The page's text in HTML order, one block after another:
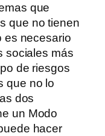
que
que no tienen
es necesario
sociales más
de riesgos
que no lo
dos
un Modo
hacer